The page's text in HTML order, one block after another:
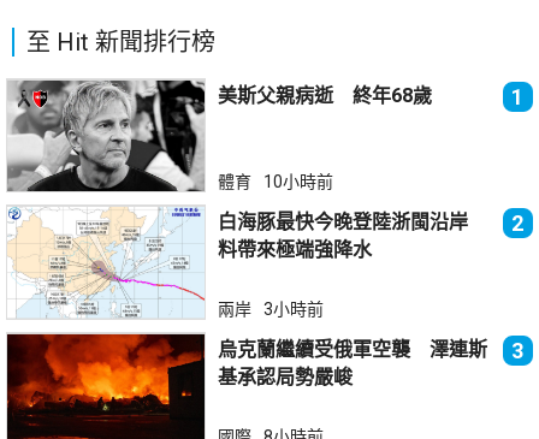
至 Hit 新聞排行榜
美斯父親病逝 終年68歲 1
體育 10小時前
白海豚最快今晚登陸浙閩沿岸
料帶來極端強降水
2
兩岸 3小時前
烏克蘭繼續受俄軍空襲 澤連斯
基承認局勢嚴峻
3